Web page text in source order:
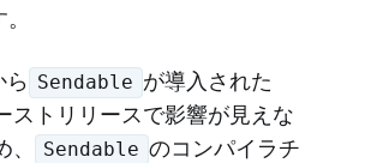
Sendable が導入された
ストリリースで影響が見えな
Sendable のコンパイラチ